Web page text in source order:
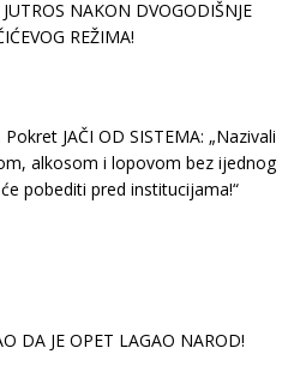
NAKON DVOGODIŠNJE
REŽIMA!
JAČI OD SISTEMA: „Nazivali
alkosom i lopovom bez ijednog
pobediti pred institucijama!“
DA JE OPET LAGAO NAROD!